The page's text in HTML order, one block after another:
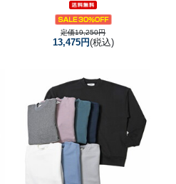
定価19,250円
13,475円(税込)